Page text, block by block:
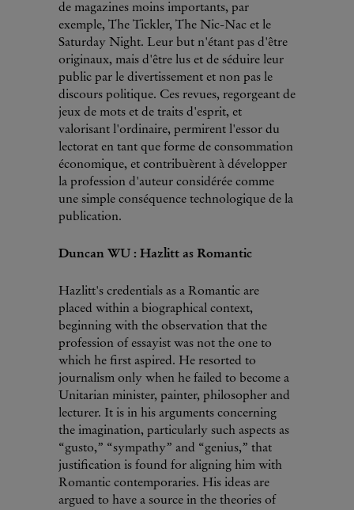
de magazines moins importants, par
exemple, The Tickler, The Nic-Nac et le
Saturday Night. Leur but n'étant pas d'être
originaux, mais d'être lus et de séduire leur
public par le divertissement et non pas le
discours politique. Ces revues, regorgeant de
jeux de mots et de traits d'esprit, et
valorisant l'ordinaire, permirent l'essor du
lectorat en tant que forme de consommation
économique, et contribuèrent à développer
la profession d'auteur considérée comme
une simple conséquence technologique de la
publication.
Duncan WU : Hazlitt as Romantic
Hazlitt's credentials as a Romantic are
placed within a biographical context,
beginning with the observation that the
profession of essayist was not the one to
which he first aspired. He resorted to
journalism only when he failed to become a
Unitarian minister, painter, philosopher and
lecturer. It is in his arguments concerning
the imagination, particularly such aspects as
“gusto,” “sympathy” and “genius,” that
justification is found for aligning him with
Romantic contemporaries. His ideas are
argued to have a source in the theories of